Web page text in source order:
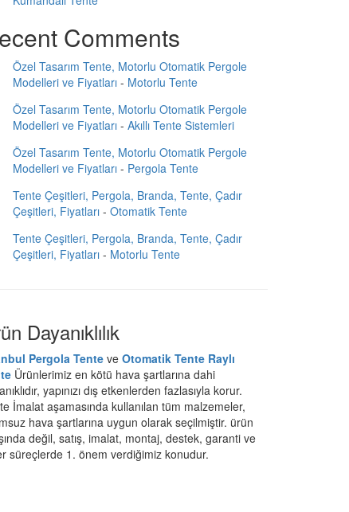
Comments
Özel Tasarım Tente, Motorlu Otomatik Pergole
Modelleri ve Fiyatları - Motorlu Tente
Özel Tasarım Tente, Motorlu Otomatik Pergole
Modelleri ve Fiyatları - Akıllı Tente Sistemleri
Özel Tasarım Tente, Motorlu Otomatik Pergole
Modelleri ve Fiyatları - Pergola Tente
Tente Çeşitleri, Pergola, Branda, Tente, Çadır
Çeşitleri, Fiyatları - Otomatik Tente
Tente Çeşitleri, Pergola, Branda, Tente, Çadır
Çeşitleri, Fiyatları - Motorlu Tente
Dayanıklılık
Pergola Tente ve Otomatik Tente Raylı
Ürünlerimiz en kötü hava şartlarına dahi
yapınızı dış etkenlerden fazlasıyla korur.
İmalat aşamasında kullanılan tüm malzemeler,
hava şartlarına uygun olarak seçilmiştir. ürün
değil, satış, imalat, montaj, destek, garanti ve
süreçlerde 1. önem verdiğimiz konudur.